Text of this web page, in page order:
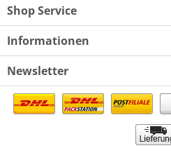
Shop Service
Informationen
Newsletter